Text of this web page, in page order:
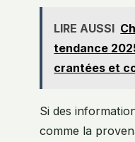
LIRE AUSSI
tendance
crantées et
Si des
comme la